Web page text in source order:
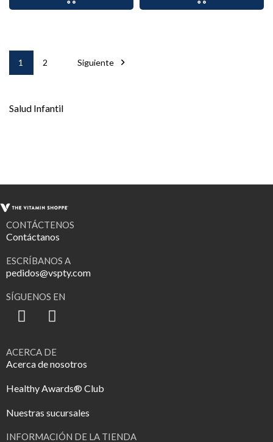
1 2 Siguiente 
Salud Infantil
CONTÁCTENOS
Contáctanos
ESCRÍBANOS A
pedidos@vspty.com
SÍGUENOS EN
ACERCA DE
Acerca de nosotros
Healthy Awards® Club
Nuestras sucursales
INFORMACIÓN DE LA TIENDA